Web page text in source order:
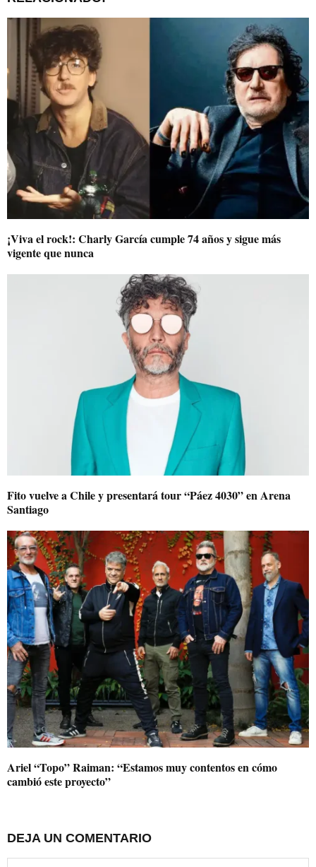
¡Viva el rock!: Charly García cumple 74 años y sigue más
vigente que nunca
Fito vuelve a Chile y presentará tour “Páez 4030” en Arena
Santiago
Ariel “Topo” Raiman: “Estamos muy contentos en cómo
cambió este proyecto”
DEJA UN COMENTARIO